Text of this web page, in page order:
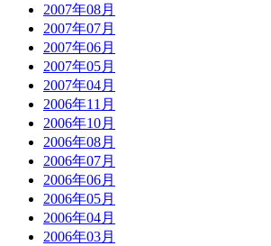
2007年08月
2007年07月
2007年06月
2007年05月
2007年04月
2006年11月
2006年10月
2006年08月
2006年07月
2006年06月
2006年05月
2006年04月
2006年03月